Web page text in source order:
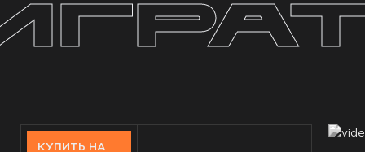
КУПИТЬ НА